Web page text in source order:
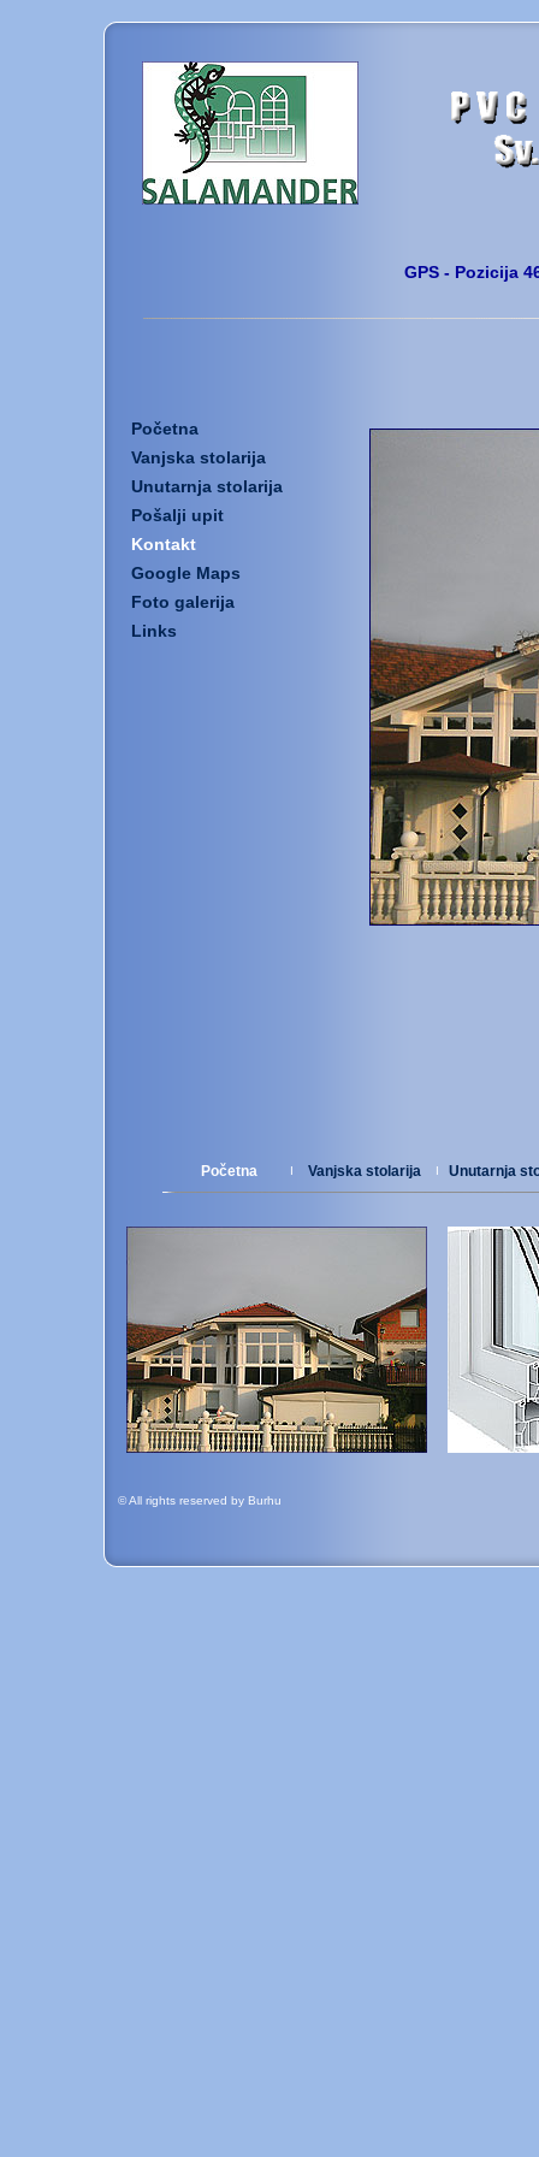
GPS - Pozicija 4
Početna
Vanjska stolarija
Unutarnja stolarija
Pošalji upit
Kontakt
Google Maps
Foto galerija
Links
Početna I Vanjska stolarija I Unutarnja
© All rights reserved by Burhu